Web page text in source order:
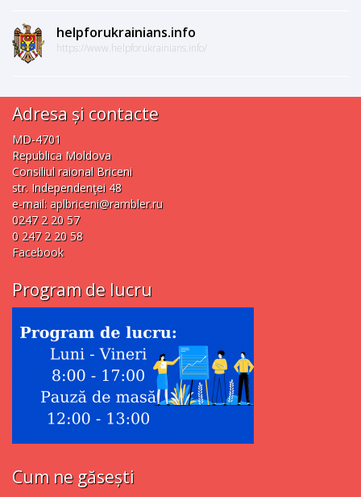
helpforukrainians.info
https://www.helpforukrainians.info/
Adresa și contacte
MD-4701
Republica Moldova
Consiliul raional Briceni
str. Independenţei 48
e-mail: aplbriceni@rambler.ru
0247 2 20 57
0 247 2 20 58
Facebook
Program de lucru
Cum ne găsești